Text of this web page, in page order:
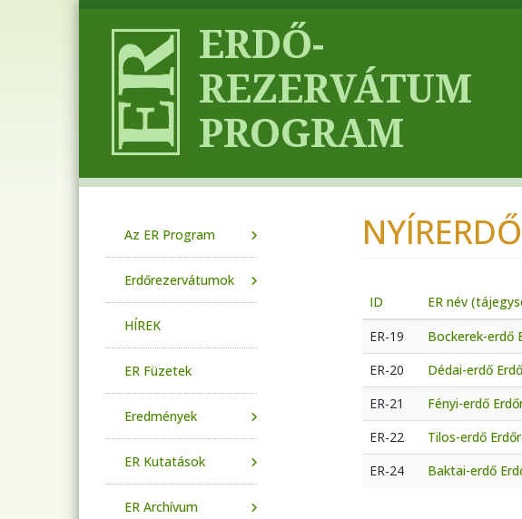
ID ER név
ER-19
Bockerek-erdő
ER-20
Dédai-erdő
ER-21
Fényi-erdő
ER-22
Tilos-erdő
ER-24
Baktai-erdő
Az ER Program
Erdőrezervátumok
HÍREK
ER Füzetek
Eredmények
ER Kutatások
ER Archívum